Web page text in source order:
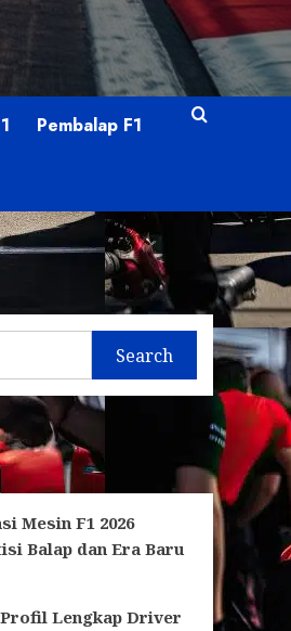
Pembalap F1
Search
Mesin F1 2026
Balap dan Era Baru
Profil Lengkap Driver